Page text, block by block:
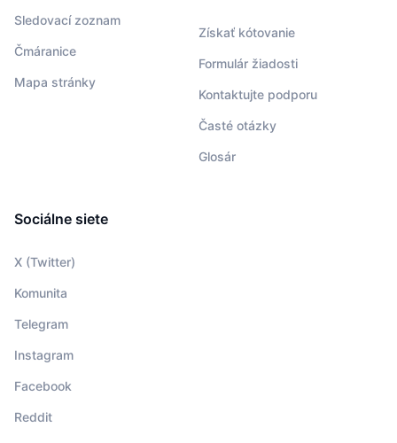
Sledovací zoznam
Čmáranice
Mapa stránky
Získať kótovanie
Formulár žiadosti
Kontaktujte podporu
Časté otázky
Glosár
Sociálne siete
X (Twitter)
Komunita
Telegram
Instagram
Facebook
Reddit